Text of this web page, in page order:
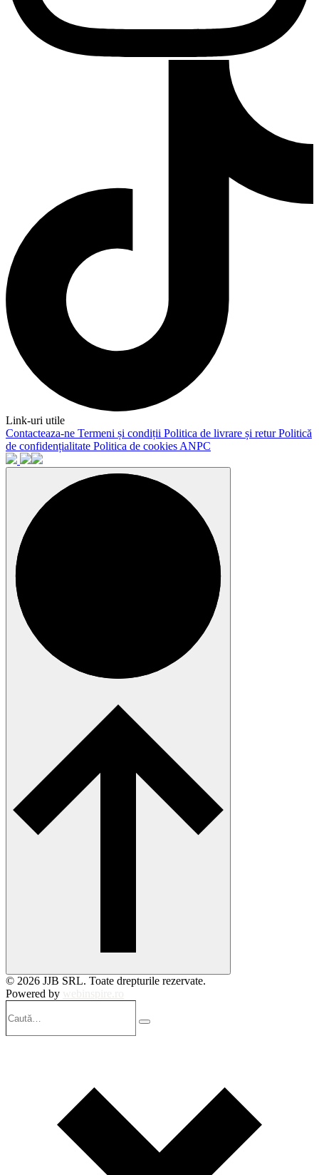
Link-uri utile
Contacteaza-ne Termeni și condiții Politica de livrare și returPolitică
de confidențialitate Politica de cookies ANPC
© 2026 JJB SRL. Toate drepturile rezervate.
Powered by
Search